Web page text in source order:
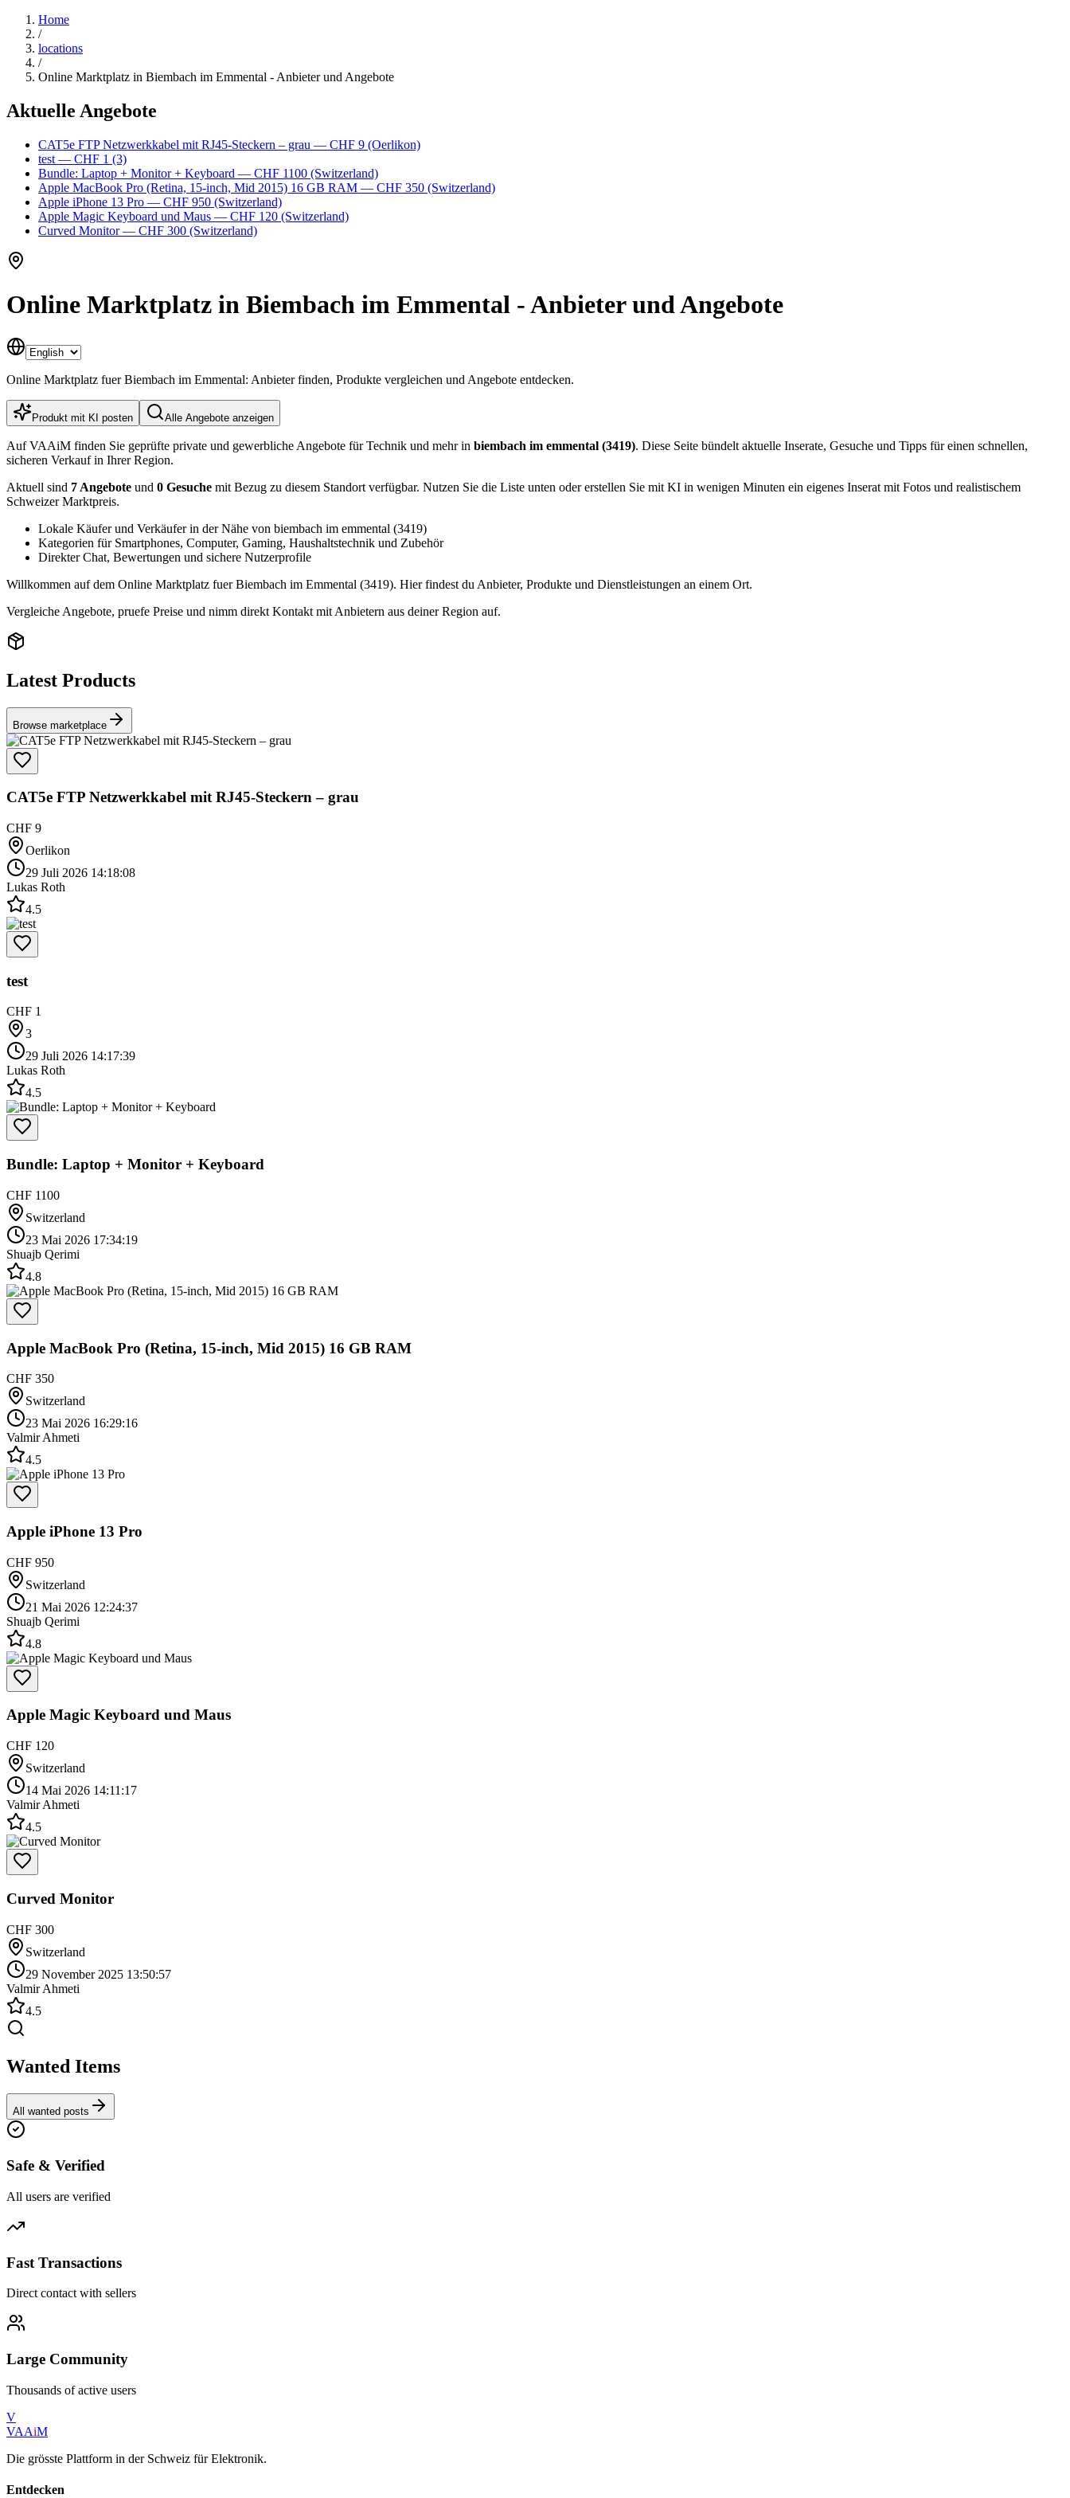
Home
/
locations
/
Online Marktplatz in Biembach im Emmental - Anbieter und Angebote
Aktuelle Angebote
CAT5e FTP Netzwerkkabel mit RJ45-Steckern – grau — CHF 9 (Oerlikon)
test — CHF 1 (3)
Bundle: Laptop + Monitor + Keyboard — CHF 1100 (Switzerland)
Apple MacBook Pro (Retina, 15-inch, Mid 2015) 16 GB RAM — CHF 350 (Switzerland)
Apple iPhone 13 Pro — CHF 950 (Switzerland)
Apple Magic Keyboard und Maus — CHF 120 (Switzerland)
Curved Monitor— CHF 300 (Switzerland)
Online Marktplatz in Biembach im Emmental - Anbieter und Angebote
Online Marktplatz fuer Biembach im Emmental: Anbieter finden, Produkte vergleichen und Angebote entdecken.
Produkt mit KI posten Alle Angebote anzeigen
Auf VAAiM finden Sie geprüfte private und gewerbliche Angebote für Technik und mehr in biembach im emmental (3419). Diese Seite bündelt aktuelle Inserate, Gesuche und Tipps für einen schnellen,
sicheren Verkauf in Ihrer Region.
Aktuell sind 7 Angebote und 0 Gesuche mit Bezug zu diesem Standort verfügbar. Nutzen Sie die Liste unten oder erstellen Sie mit KI in wenigen Minuten ein eigenes Inserat mit Fotos und realistischem
Schweizer Marktpreis.
Lokale Käufer und Verkäufer in der Nähe von biembach im emmental (3419)
Kategorien für Smartphones, Computer, Gaming, Haushaltstechnik und Zubehör
Direkter Chat, Bewertungen und sichere Nutzerprofile
Willkommen auf dem Online Marktplatz fuer Biembach im Emmental (3419). Hier findest du Anbieter, Produkte und Dienstleistungen an einem Ort.
Vergleiche Angebote, pruefe Preise und nimm direkt Kontakt mit Anbietern aus deiner Region auf.
Latest Products
Browse marketplace
CAT5e FTP Netzwerkkabel mit RJ45-Steckern – grau
CHF 9
Oerlikon
29 Juli 2026 14:18:08
Lukas Roth
4.5
test
CHF 1
3
29 Juli 2026 14:17:39
Lukas Roth
4.5
Bundle: Laptop + Monitor + Keyboard
CHF 1100
Switzerland
23 Mai 2026 17:34:19
Shuajb Qerimi
4.8
Apple MacBook Pro (Retina, 15-inch, Mid 2015) 16 GB RAM
CHF 350
Switzerland
23 Mai 2026 16:29:16
Valmir Ahmeti
4.5
Apple iPhone 13 Pro
CHF 950
Switzerland
21 Mai 2026 12:24:37
Shuajb Qerimi
4.8
Apple Magic Keyboard und Maus
CHF 120
Switzerland
14 Mai 2026 14:11:17
Valmir Ahmeti
4.5
Curved Monitor
CHF 300
Switzerland
29 November 2025 13:50:57
Valmir Ahmeti
4.5
Wanted Items
All wanted posts
Safe & Verified
All users are verified
Fast Transactions
Direct contact with sellers
Large Community
Thousands of active users
V
VAAiM
Die grösste Plattform in der Schweiz für Elektronik.
Entdecken